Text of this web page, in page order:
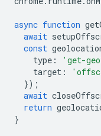
async function
await
const
type : 'get-
target :
});
await
return
}